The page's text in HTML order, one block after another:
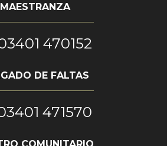
MAESTRANZA
470152
DE FALTAS
471570